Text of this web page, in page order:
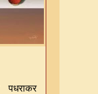
पधराकर